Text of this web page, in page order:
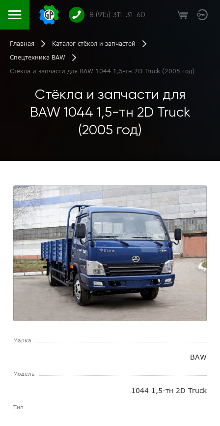
8 (915) 311-31-60
Главная
Каталог стёкол и запчастей
Спецтехника BAW
Стёкла и запчасти для BAW 1044 1,5-тн 2D Truck (2005 год)
Стёкла и запчасти для
BAW 1044 1,5-тн 2D Truck
(2005 год)
Марка
BAW
Модель
1044 1,5-тн 2D Truck
Тип